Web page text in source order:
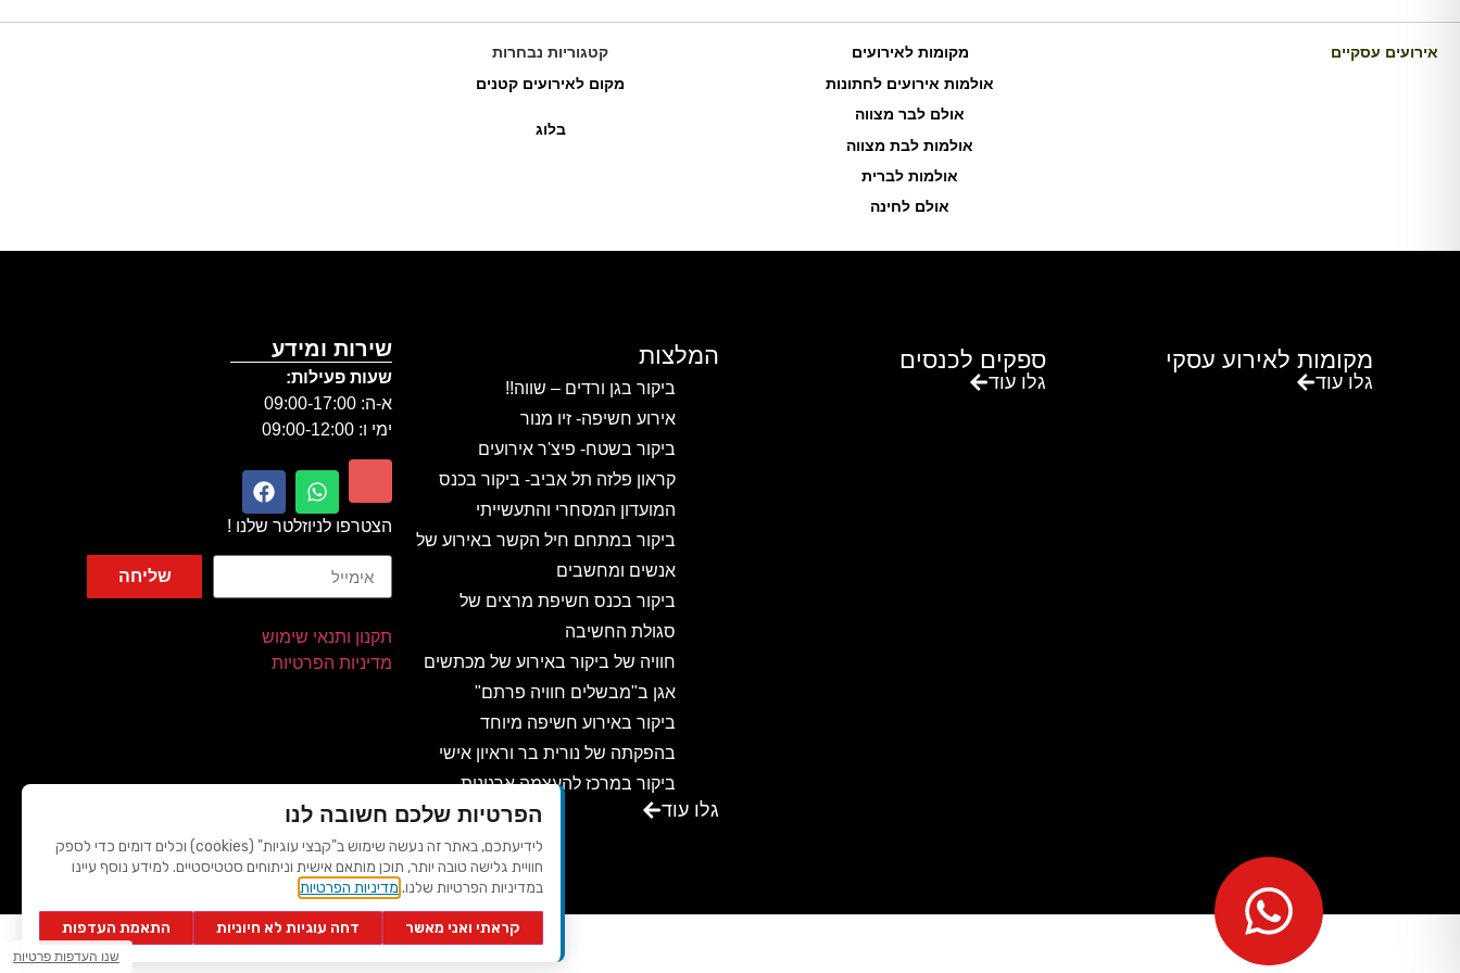
מקום
אירועים עסקיים
מקומות לאירועים
אולמות אירועים לחתונות
אולם לבר מצווה
אולמות לבת מצווה
אולמות לברית
אולם לחינה
קטגוריות נבחרות
מקום לאירועים קטנים
בלוג
מקומות לאירוע עסקי
גלו עוד
ספקים לכנסים
גלו עוד
המלצות
ביקור בגן ורדים – שווה!!
אירוע חשיפה- זיו מנור
ביקור בשטח- פיצ'ר אירועים
קראון פלזה תל אביב- ביקור בכנס
המועדון המסחרי והתעשייתי
ביקור במתחם חיל הקשר באירוע של
אנשים ומחשבים
ביקור בכנס חשיפת מרצים של
סגולת החשיבה
חוויה של ביקור באירוע של מכתשים
אגן ב"מבשלים חוויה פרתם"
ביקור באירוע חשיפה מיוחד
בהפקתה של נורית בר וראיון אישי
ביקור במרכז להעצמה ארגונית
ואישית – שדות ישראל
ביקור באגדת דשא – מקום מהאגדות
ביקור במרכז הכנסים משכנות
זוהר בדשא – להתמזג עם הטבע
גלו עוד
שירות ומידע
שעות פעילות:
א-ה: 09:00-17:00
ימי ו: 09:00-12:00
הצטרפו לניוזלטר שלנו !
שליחה
תקנון ותנאי שימוש
מדיניות הפרטיות
עיצוב ופיתוח - AVIV-DIGITAL © 2026 כל הזכויות שמורות | כנסים פורטל
הפרטיות שלכם חשובה לנו
לידיעתכם, באתר זה נעשה שימוש ב"קבצי עוגיות" (cookies) וכלים דומים כדי לספק
חוויית גלישה טובה יותר, תוכן מותאם אישית וניתוחים סטטיסטיים. למידע נוסף עיינו
במדיניות הפרטיות שלנו. מדיניות הפרטיות
קראתי ואני מאשר דחה עוגיות לא חיוניות התאמת העדפות
שנו העדפות פרטיות